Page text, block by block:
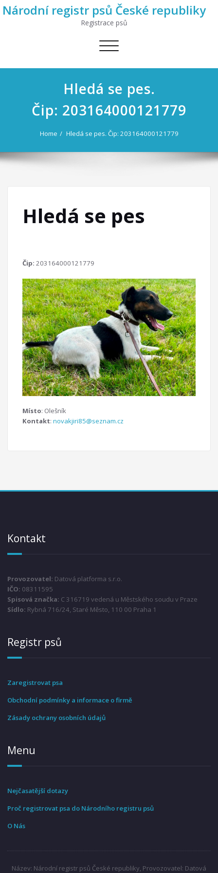
Národní registr psů České republiky
Registrace psů
Toggle
Hledá se pes.
Čip: 203164000121779
Home Hledá se pes. Čip: 203164000121779
Hledá se pes
Čip: 203164000121779
Místo: Olešník
Kontakt: novakjiri85@seznam.cz
Kontakt
Provozovatel: Datová platforma s.r.o.
IČO: 08311595
Spisová značka: C 316719 vedená u Městského soudu v Praze
Sídlo: Rybná 716/24, Staré Město, 110 00 Praha 1
Registr psů
Zaregistrovat psa
Obchodní podmínky a informace o firmě
Zásady ochrany osobních údajů
Menu
Nejčasatější dotazy
Proč registrovat psa do Národního registru psů
O Nás
Název: Národní registr psů České republiky, Provozovatel: Datová